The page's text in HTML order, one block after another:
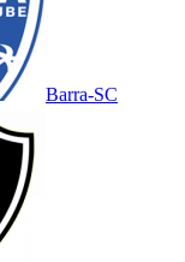
Barra-SC